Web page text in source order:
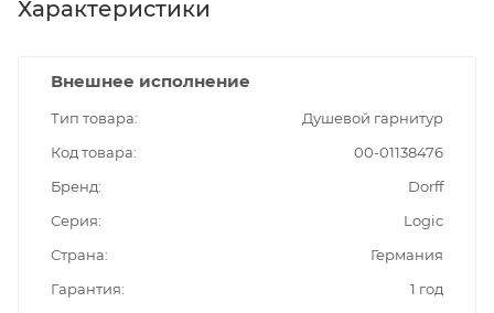
Характеристики
Внешнее исполнение
Тип товара
Душевой гарнитур
Код товара
00-01138476
Бренд
Dorff
Серия
Logic
Страна
Германия
Гарантия
1 год